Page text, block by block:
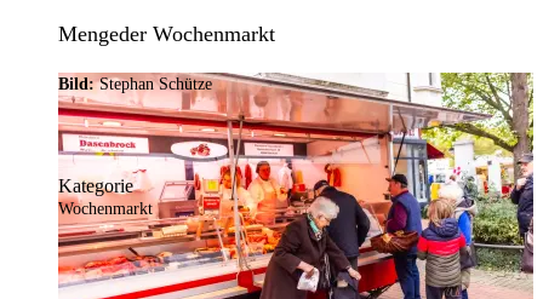
Mengeder Wochenmarkt
Bild:Stephan Schütze
Kategorie
Wochenmarkt